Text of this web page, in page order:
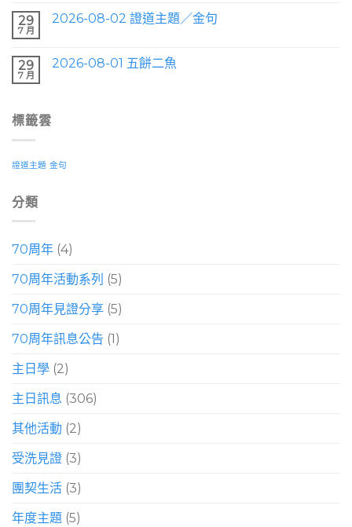
29
7 月
2026-08-02 證道主題／金句
29
7 月
2026-08-01 五餅二魚
標籤雲
證道主題 金句
分類
70周年 (4)
70周年活動系列 (5)
70周年見證分享 (5)
70周年訊息公告 (1)
主日學 (2)
主日訊息 (306)
其他活動 (2)
受洗見證 (3)
團契生活 (3)
年度主題 (5)